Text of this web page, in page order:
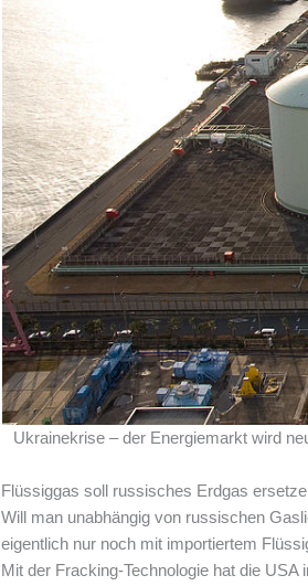
Ukrainekrise – der Energiemarkt wird
Flüssiggas soll russisches Erdgas
Will man unabhängig von russischen
eigentlich nur noch mit importiertem
Mit der Fracking-Technologie hat die